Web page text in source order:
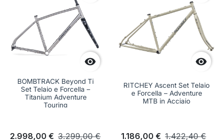

BOMBTRACK Beyond Ti
Set Telaio e Forcella –
Titanium Adventure
Touring
2.998,00 € 3.299,00 €

RITCHEY Ascent Set Telaio
e Forcella – Adventure
MTB in Acciaio
1.186,00 € 1.422,40 €